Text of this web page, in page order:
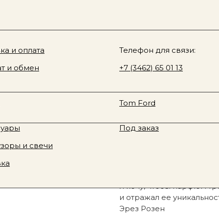
духи концентрированные, powder, 10мл
Zielinski&Rozen,
powder, 10мл
2 790 р.
Я хочу, чтобы парфюм
и отражал ее
Эрез Розен
товара
Смотреть все
Под заказ
Новинки
и свечи
косметика
& Rozen
Fragrance
Tom Ford
Davines
Rhode
и оплата
и обмен
Телефон для связи:
+7 (3462) 65 01 13